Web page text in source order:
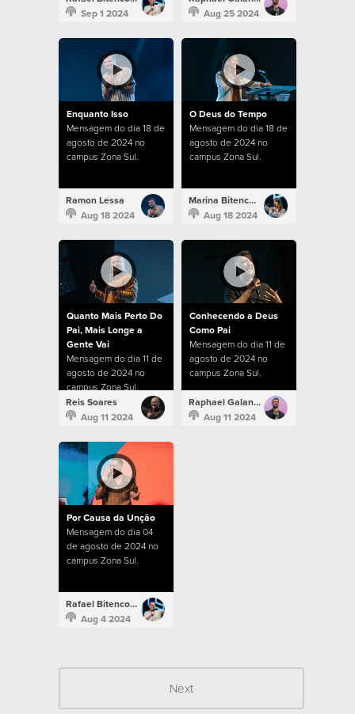
Sep 1 2024
Aug 25 2024
Enquanto Isso
Mensagem do dia 18 de
agosto de 2024 no
campus Zona Sul.
Ramon Lessa
Aug 18 2024
O Deus do Tempo
Mensagem do dia 18 de
agosto de 2024 no
campus Zona Sul.
Marina Bitencourt
Aug 18 2024
Quanto Mais Perto Do
Pai, Mais Longe a
Gente Vai
Mensagem do dia 11 de
agosto de 2024 no
campus Zona Sul.
Reis Soares
Aug 11 2024
Conhecendo a Deus
Como Pai
Mensagem do dia 11 de
agosto de 2024 no
campus Zona Sul.
Raphael Galante
Aug 11 2024
Por Causa da Unção
Mensagem do dia 04
de agosto de 2024 no
campus Zona Sul.
Rafael Bitencourt
Aug 4 2024
Next